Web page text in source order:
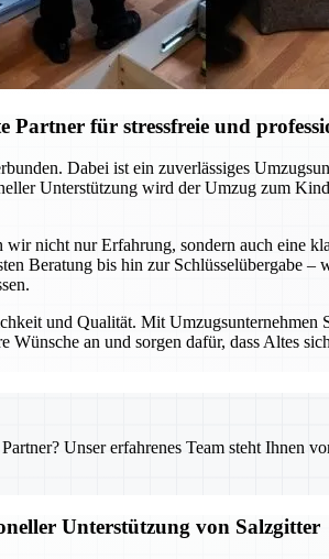
für stressfreie und
Dabei ist ein zuverlässiges
Unterstützung wird der Umzug zum
nicht nur Erfahrung, sondern auch eine
Beratung bis hin zur Schlüsselübergabe
und Qualität. Mit
Wünsche an und sorgen dafür, dass Altes
Unser erfahrenes Team steht
Unterstützung von Salzgitter